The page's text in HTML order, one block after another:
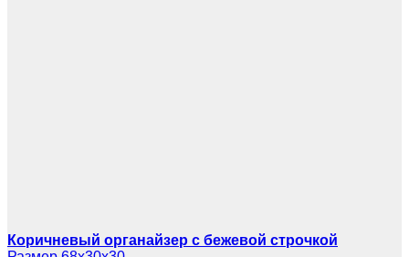
Коричневый органайзер с бежевой строчкой